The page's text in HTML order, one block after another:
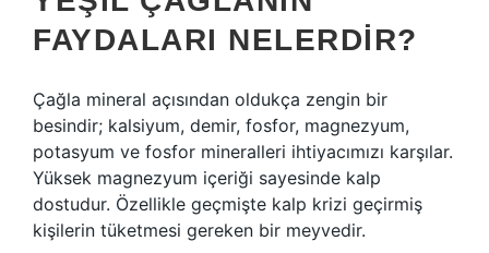
FAYDALARI NELERDIR?
Çağla mineral açısından oldukça zengin bir
besindir; kalsiyum, demir, fosfor, magnezyum,
potasyum ve fosfor mineralleri ihtiyacımızı karşılar.
Yüksek magnezyum içeriği sayesinde kalp
dostudur. Özellikle geçmişte kalp krizi geçirmiş
kişilerin tüketmesi gereken bir meyvedir.